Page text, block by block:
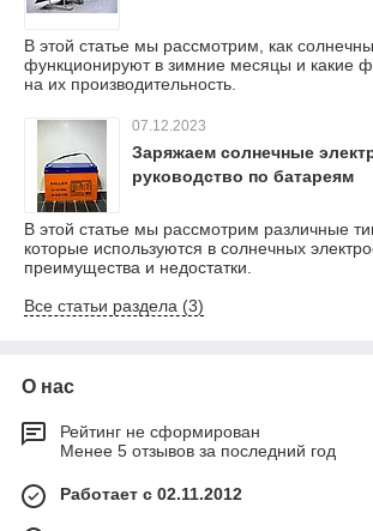
В этой статье мы рассмотрим, как
функционируют в зимние месяцы и какие
на их производительность.
07.12.2023
Заряжаем солнечные
руководство по батареям
В этой статье мы рассмотрим различные
которые используются в солнечных
преимущества и недостатки.
Все статьи раздела (3)
О нас
Рейтинг не сформирован
Менее 5 отзывов за последний год
Работает с 02.11.2012